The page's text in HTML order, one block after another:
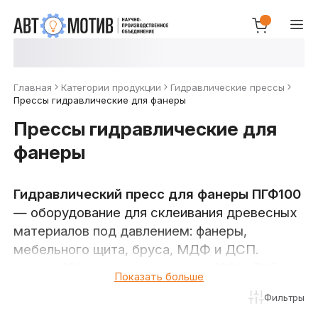
Главная Категории продукции
Гидравлические прессы
Прессы гидравлические для фанеры
Прессы гидравлические для
фанеры
Гидравлический пресс для фанеры ПГФ100
— оборудование для склеивания древесных
материалов под давлением: фанеры,
мебельного щита, бруса, МДФ и ДСП.
— под стандартный лист фанеры, ход штока
Показать больше
Фильтры